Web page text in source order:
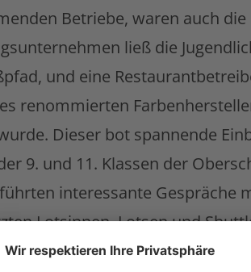
Betriebe, waren auch
ließ die
und eine
renommierten
Dieser bot spannende
9. und 11. Klassen der
interessante Gespräche
Lotsinnen, Lotsen und
Standorten im